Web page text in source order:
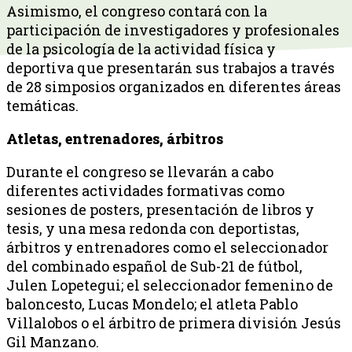
Asimismo, el congreso contará con la
participación de investigadores y profesionales
de la psicología de la actividad física y
deportiva que presentarán sus trabajos a través
de 28 simposios organizados en diferentes áreas
temáticas.
Atletas, entrenadores, árbitros
Durante el congreso se llevarán a cabo
diferentes actividades formativas como
sesiones de posters, presentación de libros y
tesis, y una mesa redonda con deportistas,
árbitros y entrenadores como el seleccionador
del combinado español de Sub-21 de fútbol,
Julen Lopetegui; el seleccionador femenino de
baloncesto, Lucas Mondelo; el atleta Pablo
Villalobos o el árbitro de primera división Jesús
Gil Manzano.